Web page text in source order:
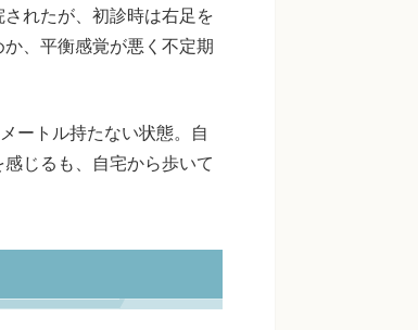
れたが、初診時は右足を
、平衡感覚が悪く不定期
ートル持たない状態。自
じるも、自宅から歩いて